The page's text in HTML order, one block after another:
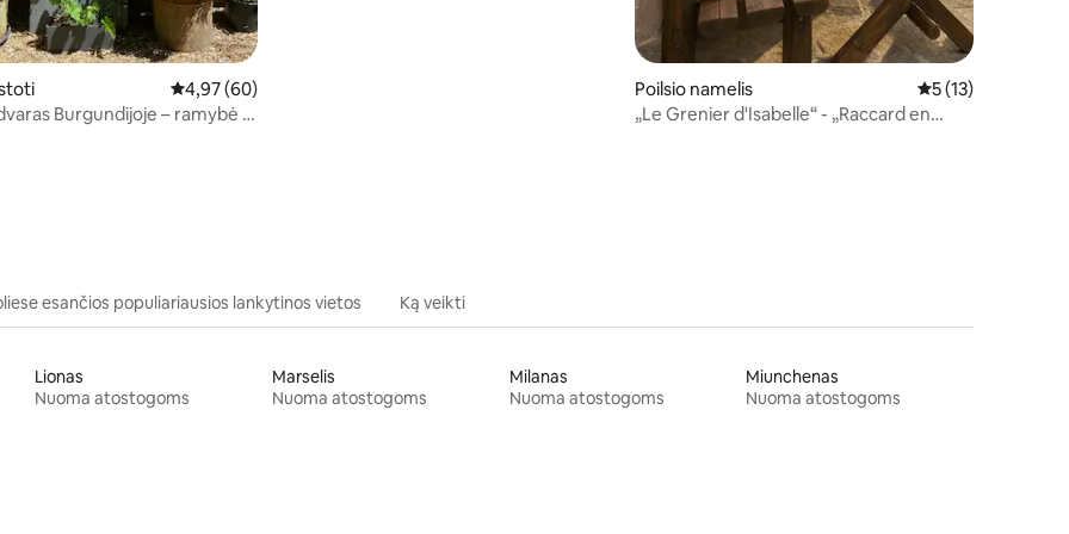
iš 5, atsiliepimų: 63
Vidutinis įvertinimas: 4,97 iš 5, atsiliepimų: 60
4,97 (60)
Burgundijoje – ramybė ir
Poilsio namelis Vidutinis
5 (13)
„Le Grenier d'Isabelle“ - „Raccard en
esančios populiariausios lankytinos vietos Ką veikti
Lionas
Nuoma atostogoms
Marselis
Nuoma atostogoms
Milanas
Nuoma atostogoms
Miunchenas
Nuoma atostogoms